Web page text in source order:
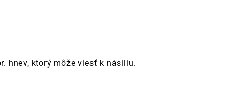
hnev, ktorý môže viesť k násiliu.